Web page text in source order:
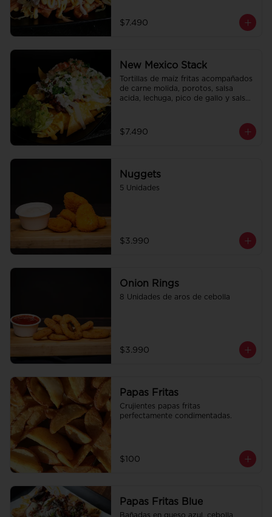
$7.490
New Mexico Stack
Tortillas de maíz fritas acompañados
de carne molida, porotos, salsa
acida, lechuga, pico de gallo y salsa
$7.490
Nuggets
5 Unidades
$3.990
Onion Rings
8 Unidades de aros de cebolla
$3.990
Papas Fritas
Crujientes papas fritas
perfectamente condimentadas.
$100
Papas Fritas Blue
Bañadas en queso azul, cebolla